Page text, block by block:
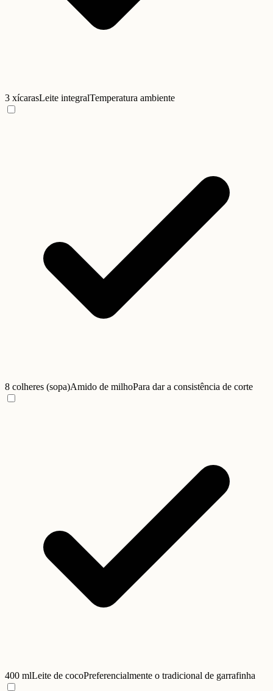
3 xícarasLeite integralTemperatura ambiente
8 colheres (sopa)Amido de milhoPara dar a consistência de corte
400 mlLeite de cocoPreferencialmente o tradicional de garrafinha